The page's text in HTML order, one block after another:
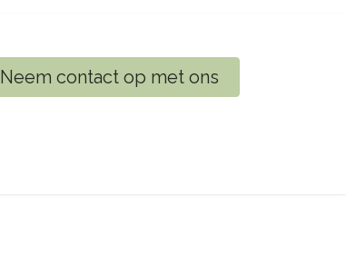
Neem contact op met ons